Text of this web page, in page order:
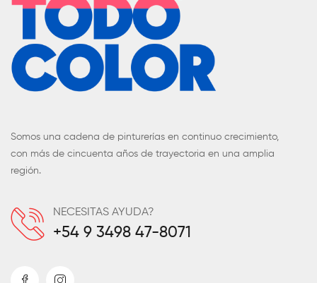
Somos una cadena de pinturerías en continuo crecimiento,
con más de cincuenta años de trayectoria en una amplia
región.
NECESITAS AYUDA?
+54 9 3498 47-8071